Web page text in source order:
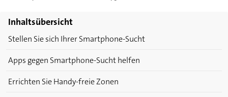
Inhaltsübersicht
Stellen Sie sich Ihrer Smartphone-Sucht
Apps gegen Smartphone-Sucht helfen
Errichten Sie Handy-freie Zonen